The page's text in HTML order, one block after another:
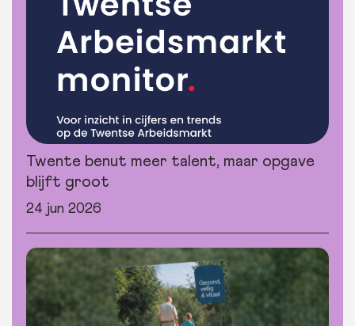
Twente benut meer talent, maar opgave
blijft groot
24 jun 2026